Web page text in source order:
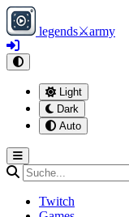
legends⚔army
Light
Dark
Auto
Twitch